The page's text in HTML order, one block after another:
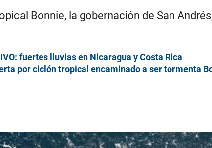
Bonnie, la gobernación de San
fuertes lluvias en Nicaragua y Costa Rica
por ciclón tropical encaminado a ser tormenta